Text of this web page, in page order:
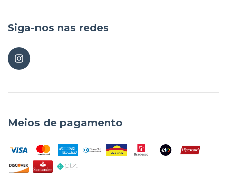
Siga-nos nas redes
Meios de pagamento